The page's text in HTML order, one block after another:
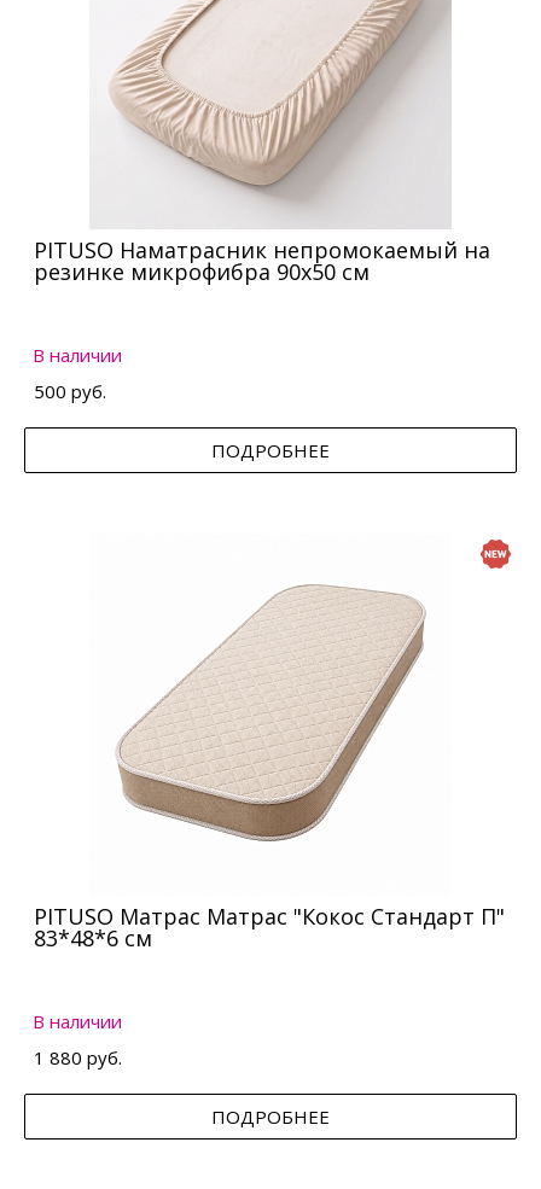
PITUSO Наматрасник непромокаемый на
резинке микрофибра 90х50 см
В наличии
500 руб.
ПОДРОБНЕЕ
PITUSO Матрас Матрас "Кокос Стандарт П"
83*48*6 см
В наличии
1 880 руб.
ПОДРОБНЕЕ